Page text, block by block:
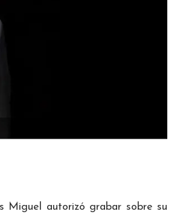
Miguel autorizó grabar sobre su